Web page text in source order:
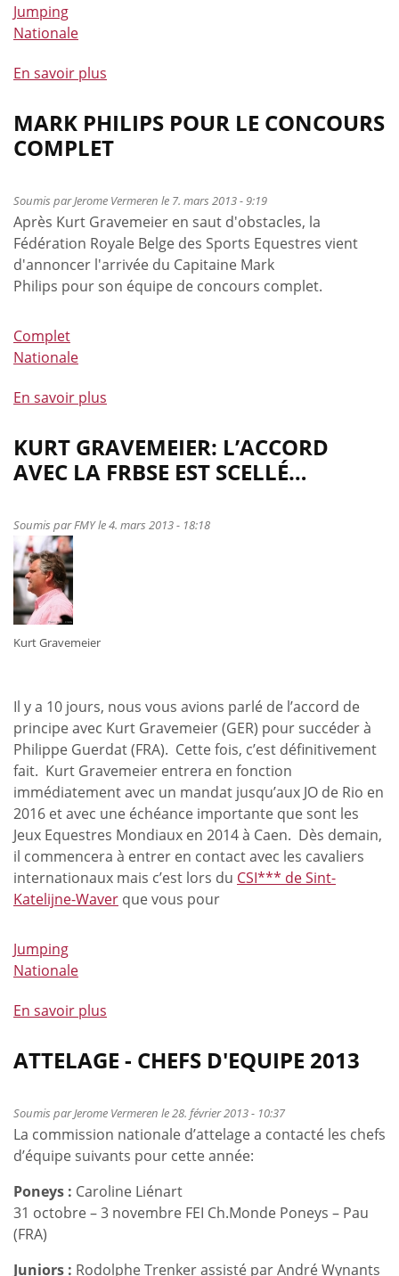
Jumping
Nationale
En savoir plus
de
Bonne
nouvelle
le
cycle
des
jeunes
chevaux
MARK PHILIPS POUR LE CONCOURS
COMPLET
Soumis parJerome Vermeren le 7. mars 2013 - 9:19
Après Kurt Gravemeier en saut d'obstacles, la
Fédération Royale Belge des Sports Equestres vient
d'annoncer l'arrivée du Capitaine Mark
Philips pour son équipe de concours complet.
Complet
Nationale
En savoir plus
de
Mark
Philips
le
KURT GRAVEMEIER: L’ACCORD
AVEC LA FRBSE EST SCELLÉ…
Soumis parFMYle 4. mars 2013 - 18:18
Kurt Gravemeier
Il y a 10 jours, nous vous avions parlé de l’accord de
principe avec Kurt Gravemeier (GER) pour succéder à
Philippe Guerdat (FRA). Cette fois, c’est définitivement
fait. Kurt Gravemeier entrera en fonction
immédiatement avec un mandat jusqu’aux JO de Rio en
2016 et avec une échéance importante que sont les
Jeux Equestres Mondiaux en 2014 à Caen. Dès demain,
il commencera à entrer en contact avec les cavaliers
internationaux mais c’est lors du CSI*** de Sint-
Katelijne-Waver que vous pour
Jumping
Nationale
En savoir plus
de
Kurt
l’accord
avec
la
FRBSE
est
scellé…
ATTELAGE - CHEFS D'EQUIPE 2013
Soumis parJerome Vermeren le 28. février 2013 - 10:37
La commission nationale d’attelage a contacté les chefs
d’équipe suivants pour cette année:
Poneys : Caroline Liénart
31 octobre – 3 novembre FEI Ch.Monde Poneys – Pau
(FRA)
Juniors : Rodolphe Trenker assisté par André Wynants